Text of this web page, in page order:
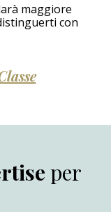
maggiore
con
per